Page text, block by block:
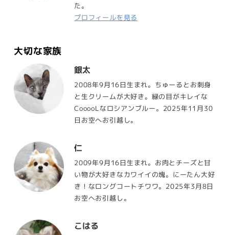
た。
プロフィールを見る
大切な家族
銀太
2008年9月16日生まれ。ちゅーるとお刺身
と生クリームが大好き。緑の目がキレイな
CooooLなロシアンブルー。2025年11月30
日お空へお引越し。
仁
2009年9月16日生まれ。お肉とチーズと甘
い物が大好きなカワイイの塊。にーたん大好
き！なロングコートチワワ。2025年3月8日
お空へお引越し。
こはる